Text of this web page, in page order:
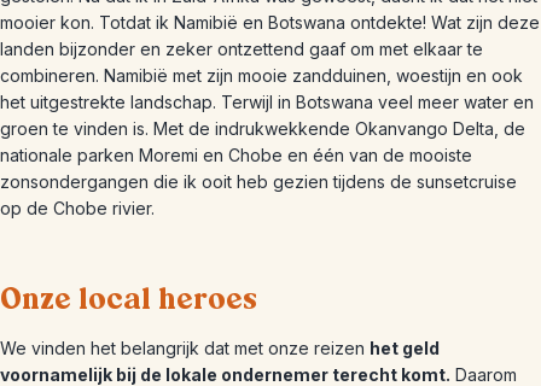
mooier kon. Totdat ik Namibië en Botswana ontdekte! Wat zijn deze
landen bijzonder en zeker ontzettend gaaf om met elkaar te
combineren. Namibië met zijn mooie zandduinen, woestijn en ook
het uitgestrekte landschap. Terwijl in Botswana veel meer water en
groen te vinden is. Met de indrukwekkende Okanvango Delta, de
nationale parken Moremi en Chobe en één van de mooiste
zonsondergangen die ik ooit heb gezien tijdens de sunsetcruise
op de Chobe rivier.
Onze local heroes
We vinden het belangrijk dat met onze reizen het geld
voornamelijk bij de lokale ondernemer terecht komt. Daarom